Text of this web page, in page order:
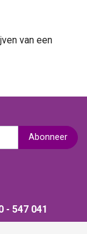
van een
Abonneer
- 547 041